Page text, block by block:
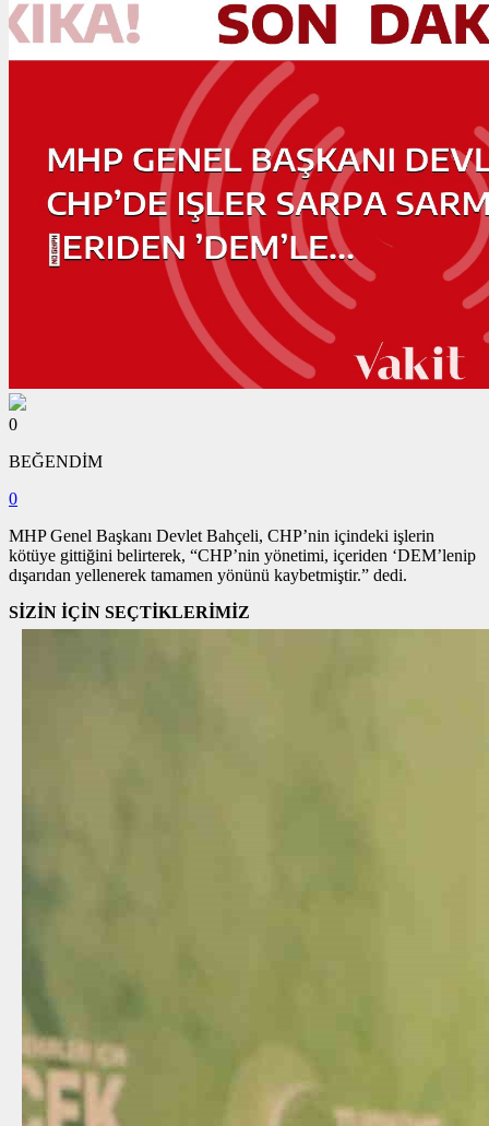
0
BEĞENDİM
0
MHP Genel Başkanı Devlet Bahçeli, CHP’nin içindeki işlerin
kötüye gittiğini belirterek, “CHP’nin yönetimi, içeriden ‘DEM’lenip
dışarıdan yellenerek tamamen yönünü kaybetmiştir.” dedi.
SİZİN İÇİN SEÇTİKLERİMİZ